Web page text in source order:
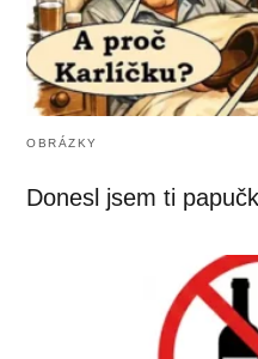
OBRÁZKY
Donesl jsem ti